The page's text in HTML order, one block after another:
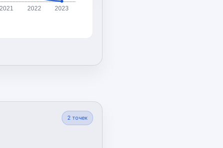
2021 2022 2023
2 точек